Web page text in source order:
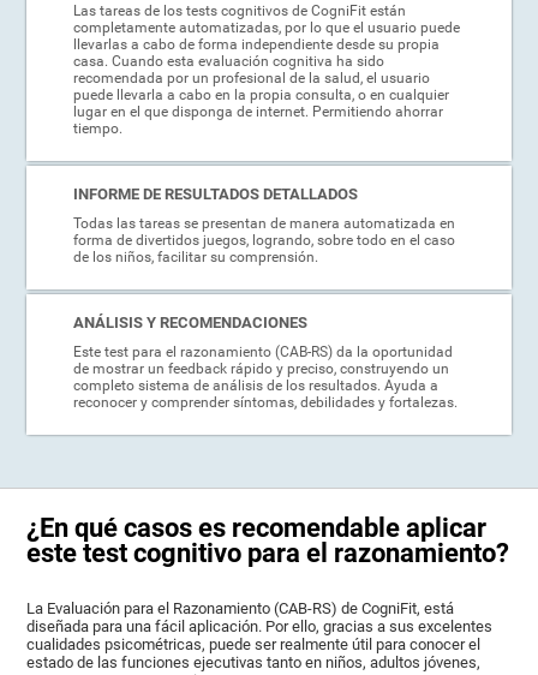
Las tareas de los tests cognitivos de CogniFit están
completamente automatizadas, por lo que el usuario puede
llevarlas a cabo de forma independiente desde su propia
casa. Cuando esta evaluación cognitiva ha sido
recomendada por un profesional de la salud, el usuario
puede llevarla a cabo en la propia consulta, o en cualquier
lugar en el que disponga de internet. Permitiendo ahorrar
tiempo.
INFORME DE RESULTADOS DETALLADOS
Todas las tareas se presentan de manera automatizada en
forma de divertidos juegos, logrando, sobre todo en el caso
de los niños, facilitar su comprensión.
ANÁLISIS Y RECOMENDACIONES
Este test para el razonamiento (CAB-RS) da la oportunidad
de mostrar un feedback rápido y preciso, construyendo un
completo sistema de análisis de los resultados. Ayuda a
reconocer y comprender síntomas, debilidades y fortalezas.
¿En qué casos es recomendable aplicar
este test cognitivo para el razonamiento?
La Evaluación para el Razonamiento (CAB-RS) de CogniFit, está
diseñada para una fácil aplicación. Por ello, gracias a sus excelentes
cualidades psicométricas, puede ser realmente útil para conocer el
estado de las funciones ejecutivas tanto en niños, adultos jóvenes,